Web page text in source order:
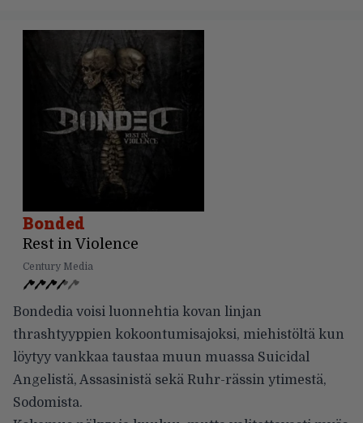
Bonded
Rest in Violence
Century Media
Bondedia voisi luonnehtia kovan linjan
thrashtyyppien kokoontumisajoksi, miehistöltä kun
löytyy vankkaa taustaa muun muassa Suicidal
Angelistä, Assasinistä sekä Ruhr-rässin ytimestä,
Sodomista.